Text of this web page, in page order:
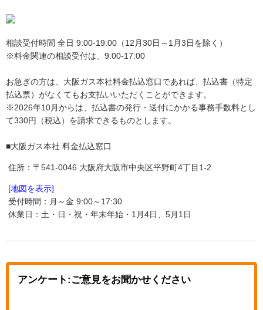
相談受付時間 全日 9:00-19:00（12月30日～1月3日を除く）
※料金関連の相談受付は、9:00-17:00
お急ぎの方は、大阪ガス本社料金払込窓口であれば、払込書（特定
払込票）がなくてもお支払いいただくことができます。
※2026年10月からは、払込書の発行・送付にかかる事務手数料とし
て330円（税込）を請求できるものとします。
■大阪ガス本社 料金払込窓口
住所：〒541-0046 大阪府大阪市中央区平野町4丁目1-2
[地図を表示]
受付時間：月～金 9:00～17:30
休業日：土・日・祝・年末年始・1月4日、5月1日
アンケート:ご意見をお聞かせください